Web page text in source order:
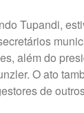
Tupandi,
além do
O ato
de